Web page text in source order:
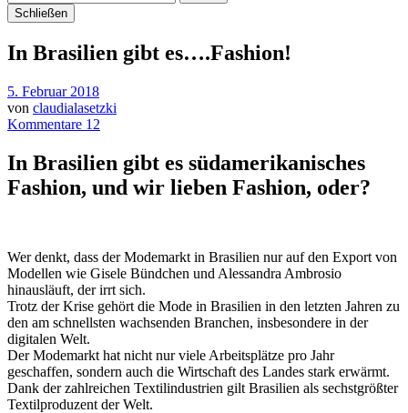
Schließen
In Brasilien gibt es….Fashion!
5. Februar 2018
von claudialasetzki
Kommentare 12
In Brasilien gibt es südamerikanisches
Fashion, und wir lieben Fashion, oder?
Wer denkt, dass der Modemarkt in Brasilien nur auf den Export von
Modellen wie Gisele Bündchen und Alessandra Ambrosio
hinausläuft, der irrt sich.
Trotz der Krise gehört die Mode in Brasilien in den letzten Jahren zu
den am schnellsten wachsenden Branchen, insbesondere in der
digitalen Welt.
Der Modemarkt hat nicht nur viele Arbeitsplätze pro Jahr
geschaffen, sondern auch die Wirtschaft des Landes stark erwärmt.
Dank der zahlreichen Textilindustrien gilt Brasilien als sechstgrößter
Textilproduzent der Welt.